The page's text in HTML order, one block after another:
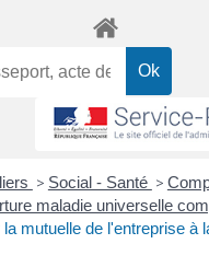
> Social - Santé >
maladie universelle
mutuelle de l'entreprise à